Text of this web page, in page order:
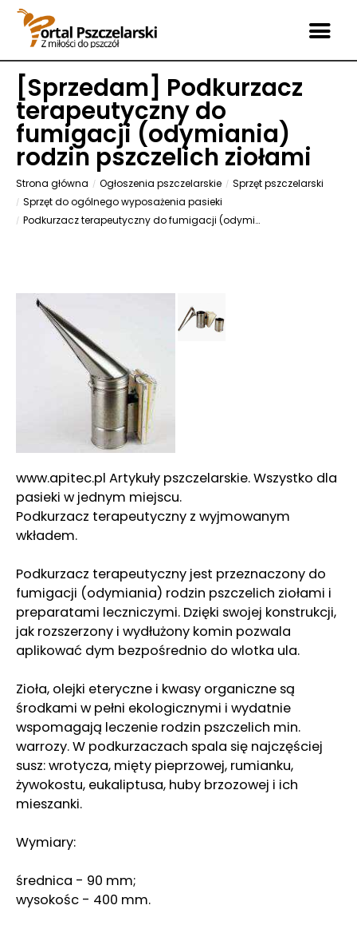
[Sprzedam] Podkurzacz
terapeutyczny do
fumigacji (odymiania)
rodzin pszczelich ziołami
Strona główna Ogłoszenia pszczelarskie
Sprzęt pszczelarski
Sprzęt do ogólnego wyposażenia pasieki
Podkurzacz terapeutyczny do fumigacji (odymiania) rodzin pszczelich ziołami
www.apitec.pl Artykuły pszczelarskie. Wszystko dla
pasieki w jednym miejscu.
Podkurzacz terapeutyczny z wyjmowanym
wkładem.
Podkurzacz terapeutyczny jest przeznaczony do
fumigacji (odymiania) rodzin pszczelich ziołami i
preparatami leczniczymi. Dzięki swojej konstrukcji,
jak rozszerzony i wydłużony komin pozwala
aplikować dym bezpośrednio do wlotka ula.
Zioła, olejki eteryczne i kwasy organiczne są
środkami w pełni ekologicznymi i wydatnie
wspomagają leczenie rodzin pszczelich min.
warrozy. W podkurzaczach spala się najczęściej
susz: wrotycza, mięty pieprzowej, rumianku,
żywokostu, eukaliptusa, huby brzozowej i ich
mieszanki.
Wymiary:
średnica - 90 mm;
wysokośc - 400 mm.